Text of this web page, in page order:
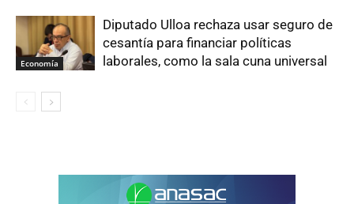
Economía
Diputado Ulloa rechaza usar seguro de
cesantía para financiar políticas
laborales, como la sala cuna universal